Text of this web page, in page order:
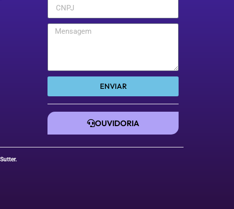
ENVIAR
OUVIDORIA
.